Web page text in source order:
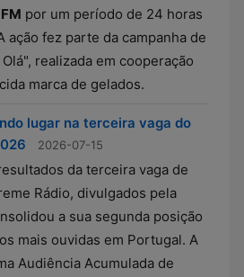
por um período de 24 horas
ação fez parte da campanha de
realizada em cooperação
marca de gelados.
lugar na terceira vaga do
2026-07-15
da terceira vaga de
Rádio, divulgados pela
a sua segunda posição
mais ouvidas em Portugal. A
Audiência Acumulada de